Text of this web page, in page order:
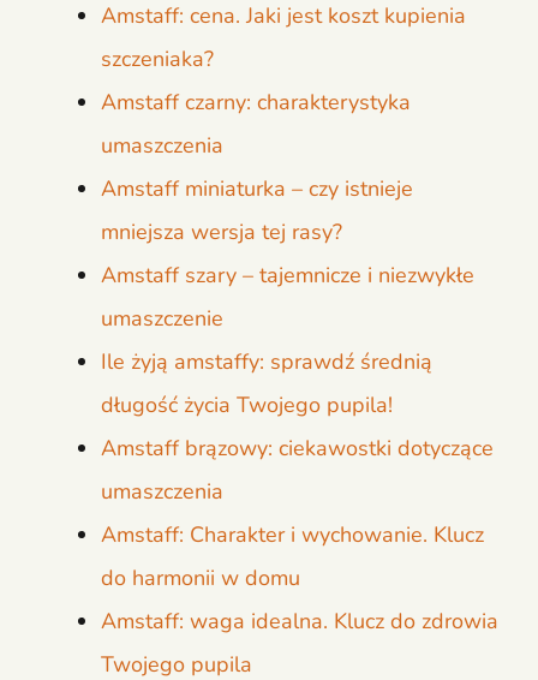
Amstaff: cena. Jaki jest koszt kupienia
szczeniaka?
Amstaff czarny: charakterystyka
umaszczenia
Amstaff miniaturka – czy istnieje
mniejsza wersja tej rasy?
Amstaff szary – tajemnicze i niezwykłe
umaszczenie
Ile żyją amstaffy: sprawdź średnią
długość życia Twojego pupila!
Amstaff brązowy: ciekawostki dotyczące
umaszczenia
Amstaff: Charakter i wychowanie. Klucz
do harmonii w domu
Amstaff: waga idealna. Klucz do zdrowia
Twojego pupila